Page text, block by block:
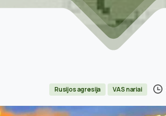
Rusijos agresija VAS nariai